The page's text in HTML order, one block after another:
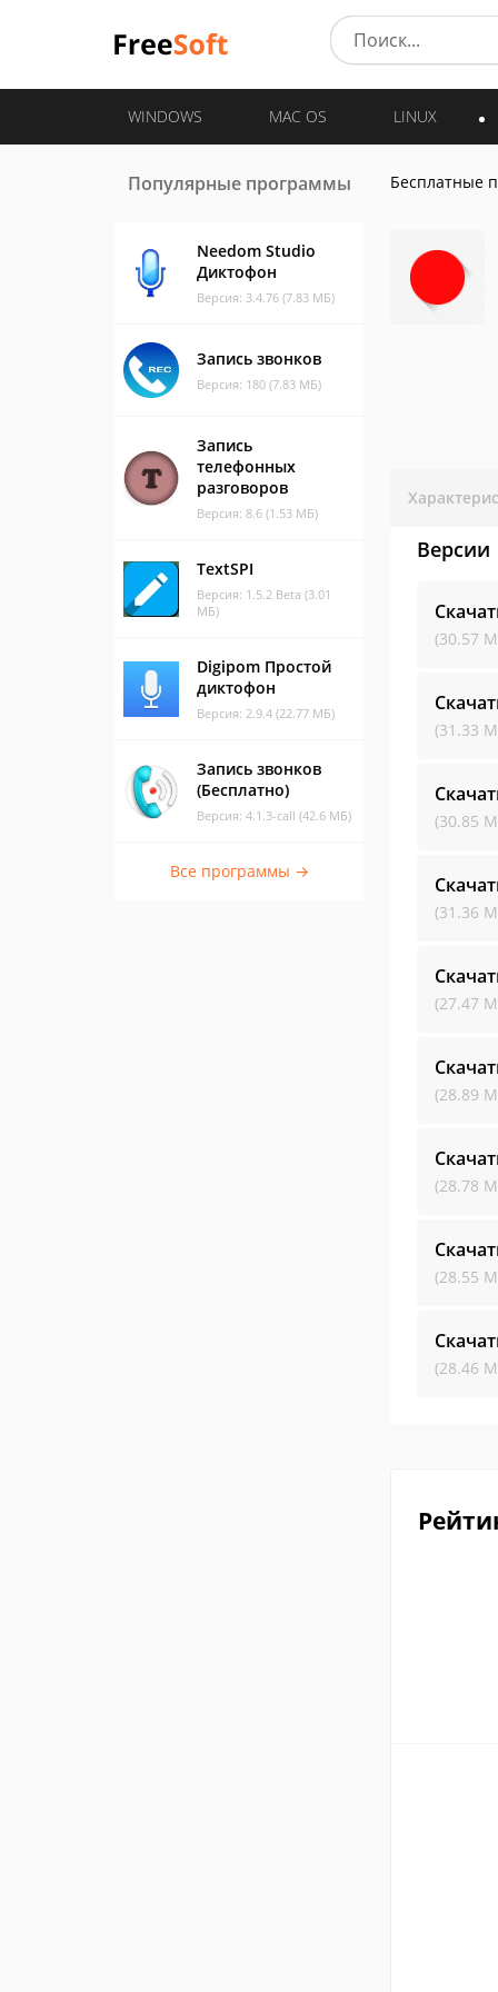
WINDOWS MAC OS LINUX
Популярные программы
Needom Studio
Диктофон
Версия: 3.4.76 (7.83 МБ)
Запись звонков
Версия: 180 (7.83 МБ)
Запись
телефонных
разговоров
Версия: 8.6 (1.53 МБ)
TextSPI
Версия: 1.5.2 Beta (3.01
МБ)
Digipom Простой
диктофон
Версия: 2.9.4 (22.77 МБ)
Запись звонков
(Бесплатно)
Версия: 4.1.3-call (42.6 МБ)
Все программы →
Бесплатные
Версии
(30.57
(31.33
(30.85
(31.36
(27.47
(28.89
(28.78
(28.55
(28.46